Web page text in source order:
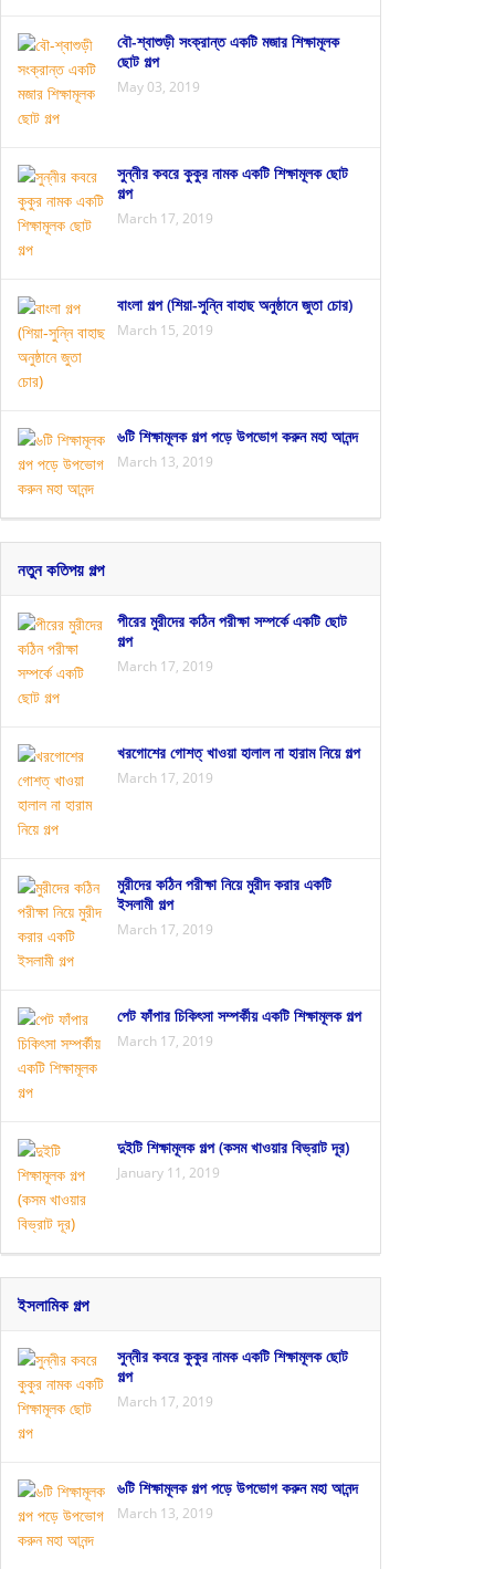
বৌ-শ্বাশুড়ী সংক্রান্ত একটি মজার শিক্ষামূলক
ছোট গল্প
May 03, 2019
সুন্নীর কবরে কুকুর নামক একটি শিক্ষামূলক ছোট
গল্প
March 17, 2019
বাংলা গল্প (শিয়া-সুন্নি বাহাছ অনুষ্ঠানে জুতা চোর)
March 15, 2019
৬টি শিক্ষামূলক গল্প পড়ে উপভোগ করুন মহা আনন্দ
March 13, 2019
নতুন কতিপয় গল্প
পীরের মুরীদের কঠিন পরীক্ষা সম্পর্কে একটি ছোট
গল্প
March 17, 2019
খরগোশের গোশত্ খাওয়া হালাল না হারাম নিয়ে গল্প
March 17, 2019
মুরীদের কঠিন পরীক্ষা নিয়ে মুরীদ করার একটি
ইসলামী গল্প
March 17, 2019
পেট ফাঁপার চিকিৎসা সম্পর্কীয় একটি শিক্ষামূলক গল্প
March 17, 2019
দুইটি শিক্ষামূলক গল্প (কসম খাওয়ার বিভ্রাট দূর)
January 11, 2019
ইসলামিক গল্প
সুন্নীর কবরে কুকুর নামক একটি শিক্ষামূলক ছোট
গল্প
March 17, 2019
৬টি শিক্ষামূলক গল্প পড়ে উপভোগ করুন মহা আনন্দ
March 13, 2019